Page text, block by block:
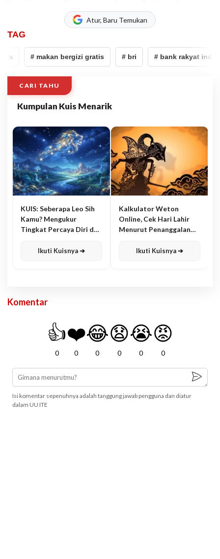
Atur, Baru Temukan
TAG
# makan bergizi gratis # bri # bank rakyat
CARI TAHU
Kumpulan Kuis Menarik
KUIS: Seberapa Leo Sih
Kamu? Mengukur
Tingkat Percaya Diri dan
Ikuti Kuisnya ➔
Kalkulator Weton
Online, Cek Hari Lahir
Menurut Penanggalan
Ikuti Kuisnya ➔
Komentar
👍
0
❤️
0
😂
0
😧
0
😭
0
😡
0
Isi komentar sepenuhnya adalah tanggung jawab pengguna dan diatur
dalam UU ITE